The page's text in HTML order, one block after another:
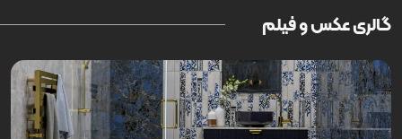
گالری عکس و فیلم